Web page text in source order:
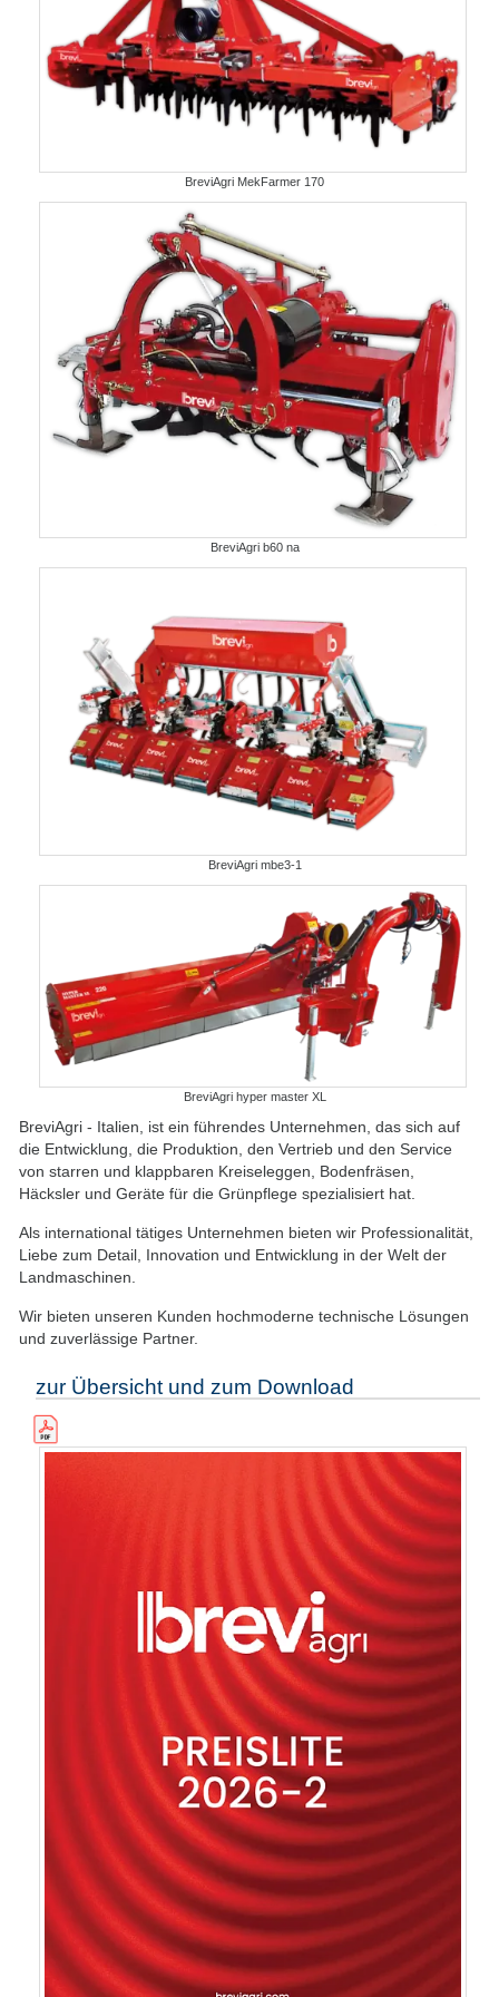
BreviAgri MekFarmer 170
BreviAgri b60 na
BreviAgri mbe3-1
BreviAgri hyper master XL
BreviAgri - Italien, ist ein führendes Unternehmen, das sich auf
die Entwicklung, die Produktion, den Vertrieb und den Service
von starren und klappbaren Kreiseleggen, Bodenfräsen,
Häcksler und Geräte für die Grünpflege spezialisiert hat.
Als international tätiges Unternehmen bieten wir Professionalität,
Liebe zum Detail, Innovation und Entwicklung in der Welt der
Landmaschinen.
Wir bieten unseren Kunden hochmoderne technische Lösungen
und zuverlässige Partner.
zur Übersicht und zum Download